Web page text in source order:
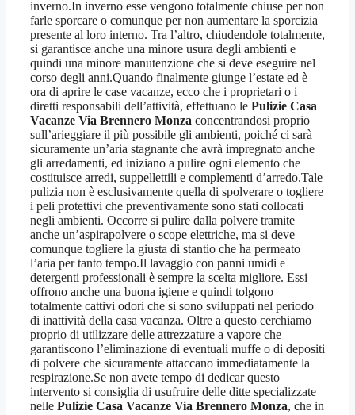
inverno.In inverno esse vengono totalmente chiuse per non
farle sporcare o comunque per non aumentare la sporcizia
presente al loro interno. Tra l’altro, chiudendole totalmente,
si garantisce anche una minore usura degli ambienti e
quindi una minore manutenzione che si deve eseguire nel
corso degli anni.Quando finalmente giunge l’estate ed è
ora di aprire le case vacanze, ecco che i proprietari o i
diretti responsabili dell’attività, effettuano le Pulizie Casa
Vacanze Via Brennero Monza concentrandosi proprio
sull’arieggiare il più possibile gli ambienti, poiché ci sarà
sicuramente un’aria stagnante che avrà impregnato anche
gli arredamenti, ed iniziano a pulire ogni elemento che
costituisce arredi, suppellettili e complementi d’arredo.Tale
pulizia non è esclusivamente quella di spolverare o togliere
i peli protettivi che preventivamente sono stati collocati
negli ambienti. Occorre si pulire dalla polvere tramite
anche un’aspirapolvere o scope elettriche, ma si deve
comunque togliere la giusta di stantio che ha permeato
l’aria per tanto tempo.Il lavaggio con panni umidi e
detergenti professionali è sempre la scelta migliore. Essi
offrono anche una buona igiene e quindi tolgono
totalmente cattivi odori che si sono sviluppati nel periodo
di inattività della casa vacanza. Oltre a questo cerchiamo
proprio di utilizzare delle attrezzature a vapore che
garantiscono l’eliminazione di eventuali muffe o di depositi
di polvere che sicuramente attaccano immediatamente la
respirazione.Se non avete tempo di dedicar questo
intervento si consiglia di usufruire delle ditte specializzate
nelle Pulizie Casa Vacanze Via Brennero Monza, che in